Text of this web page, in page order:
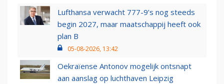
Lufthansa verwacht 777-9’s nog steeds
begin 2027, maar maatschappij heeft ook
plan B
05-08-2026, 13:42
Oekraïense Antonov mogelijk ontsnapt
aan aanslag op luchthaven Leipzig